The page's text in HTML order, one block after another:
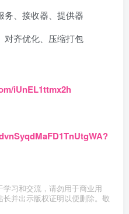
务、接收器、提供器
对齐优化、压缩打包
iUnEL1ttmx2h
习和交流，请勿用于商业用
并出示版权证明以便删除。敬